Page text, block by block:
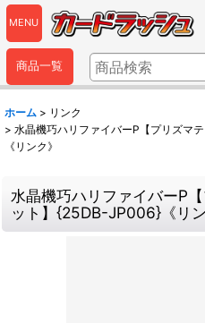
MENU
商品一覧
ホーム > リンク
> 水晶機巧ハリファイバーP【プリズマ
《リンク》
水晶機巧ハリファイバーP
ット】{25DB-JP006}《リン